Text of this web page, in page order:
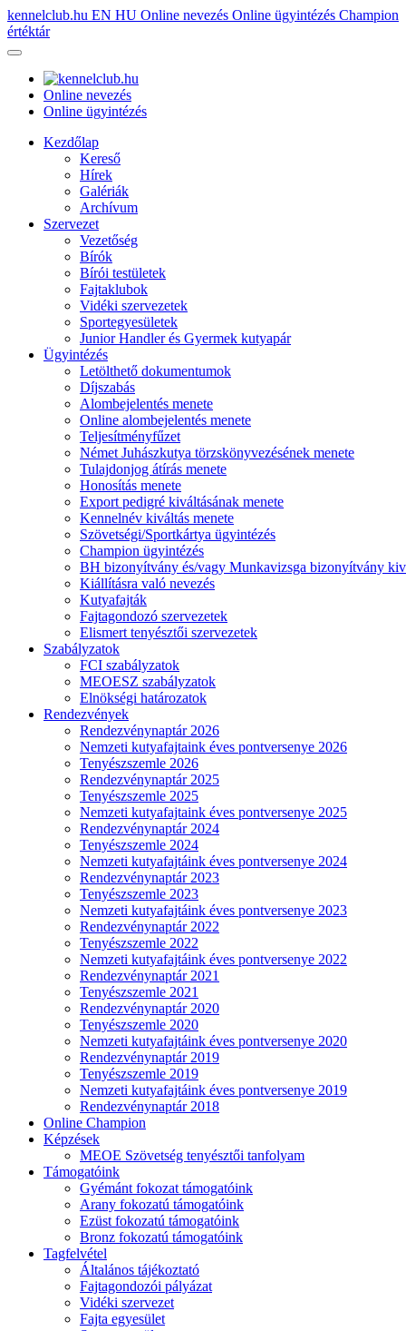
kennelclub.hu EN HU Online nevezés Online ügyintézés Champion
értéktár
Online nevezés
Online ügyintézés
Kezdőlap
Kereső
Hírek
Galériák
Archívum
Szervezet
Vezetőség
Bírók
Bírói testületek
Fajtaklubok
Vidéki szervezetek
Sportegyesületek
Junior Handler és Gyermek kutyapár
Ügyintézés
Letölthető dokumentumok
Díjszabás
Alombejelentés menete
Online alombejelentés menete
Teljesítményfűzet
Német Juhászkutya törzskönyvezésének menete
Tulajdonjog átírás menete
Honosítás menete
Export pedigré kiváltásának menete
Kennelnév kiváltás menete
Szövetségi/Sportkártya ügyintézés
Champion ügyintézés
BH bizonyítvány és/vagy Munkavizsga bizonyítvány
Kiállításra való nevezés
Kutyafajták
Fajtagondozó szervezetek
Elismert tenyésztői szervezetek
Szabályzatok
FCI szabályzatok
MEOESZ szabályzatok
Elnökségi határozatok
Rendezvények
Rendezvénynaptár 2026
Nemzeti kutyafajtaink éves pontversenye 2026
Tenyészszemle 2026
Rendezvénynaptár 2025
Tenyészszemle 2025
Nemzeti kutyafajtaink éves pontversenye 2025
Rendezvénynaptár 2024
Tenyészszemle 2024
Nemzeti kutyafajtáink éves pontversenye 2024
Rendezvénynaptár 2023
Tenyészszemle 2023
Nemzeti kutyafajtáink éves pontversenye 2023
Rendezvénynaptár 2022
Tenyészszemle 2022
Nemzeti kutyafajtáink éves pontversenye 2022
Rendezvénynaptár 2021
Tenyészszemle 2021
Rendezvénynaptár 2020
Tenyészszemle 2020
Nemzeti kutyafajtáink éves pontversenye 2020
Rendezvénynaptár 2019
Tenyészszemle 2019
Nemzeti kutyafajtáink éves pontversenye 2019
Rendezvénynaptár 2018
Online Champion
Képzések
MEOE Szövetség tenyésztői tanfolyam
Támogatóink
Gyémánt fokozat támogatóink
Arany fokozatú támogatóink
Ezüst fokozatú támogatóink
Bronz fokozatú támogatóink
Tagfelvétel
Általános tájékoztató
Fajtagondozói pályázat
Vidéki szervezet
Fajta egyesület